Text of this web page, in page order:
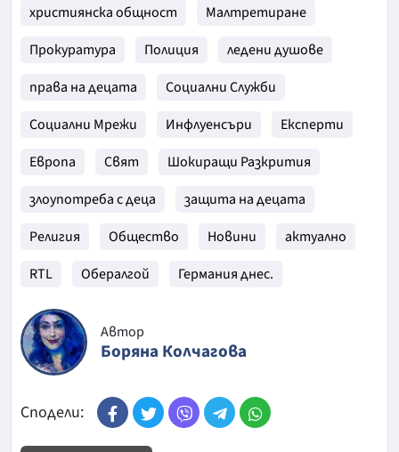
християнска общност
Малтретиране
Прокуратура
Полиция
ледени душове
права на децата
Социални Служби
Социални Мрежи
Инфлуенсъри
Експерти
Европа
Свят
Шокиращи Разкрития
злоупотреба с деца
защита на децата
Религия
Общество Новини
актуално
RTL
Обералгой Германия днес.
Автор
Боряна Колчагова
Сподели: